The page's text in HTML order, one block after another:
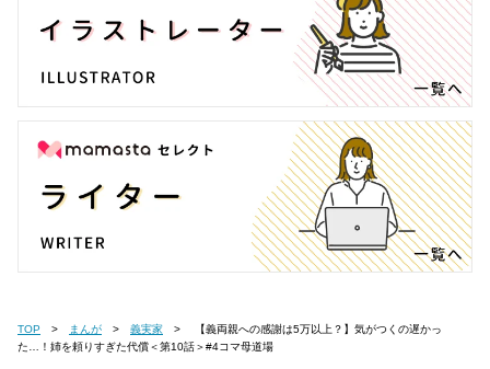
TOP まんが 義実家
た…！姉を頼りすぎた代償＜第10話＞#4コマ母道場